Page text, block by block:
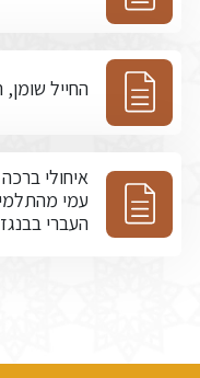
החייל
איחולי
עמי
העברי בבנגזי,